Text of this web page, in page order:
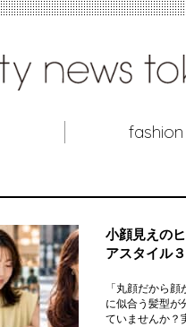
fashion
小顔見えの
アスタイル
「丸顔だから
に似合う髪型が
ていませんか？